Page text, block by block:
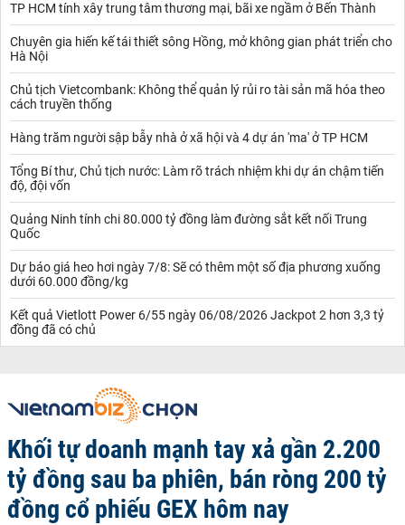
TP HCM tính xây trung tâm thương mại, bãi xe ngầm ở Bến Thành
Chuyên gia hiến kế tái thiết sông Hồng, mở không gian phát triển cho
Hà Nội
Chủ tịch Vietcombank: Không thể quản lý rủi ro tài sản mã hóa theo
cách truyền thống
Hàng trăm người sập bẫy nhà ở xã hội và 4 dự án 'ma' ở TP HCM
Tổng Bí thư, Chủ tịch nước: Làm rõ trách nhiệm khi dự án chậm tiến
độ, đội vốn
Quảng Ninh tính chi 80.000 tỷ đồng làm đường sắt kết nối Trung
Quốc
Dự báo giá heo hơi ngày 7/8: Sẽ có thêm một số địa phương xuống
dưới 60.000 đồng/kg
Kết quả Vietlott Power 6/55 ngày 06/08/2026 Jackpot 2 hơn 3,3 tỷ
đồng đã có chủ
Khối tự doanh mạnh tay xả gần 2.200
tỷ đồng sau ba phiên, bán ròng 200 tỷ
đồng cổ phiếu GEX hôm nay